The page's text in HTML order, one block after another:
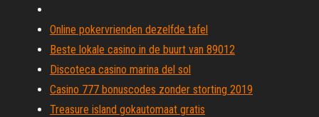
Online pokervrienden dezelfde tafel
Beste lokale casino in de buurt van 89012
Discoteca casino marina del sol
Casino 777 bonuscodes zonder storting 2019
Treasure island gokautomaat gratis